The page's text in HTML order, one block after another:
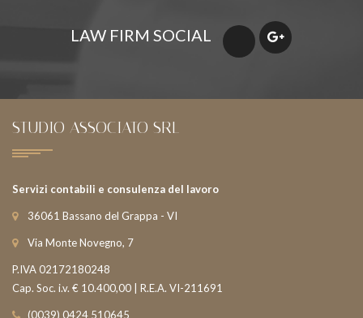
Circolari
Link utili
News
Contatti
Circolari riservate
LAW FIRM SOCIAL
STUDIO ASSOCIATO SRL
Servizi contabili e consulenza del lavoro
36061 Bassano del Grappa - VI
Via Monte Novegno, 7
P.IVA 02172180248
Cap. Soc. i.v. € 10.400,00 | R.E.A. VI-211691
(0039) 0424 510645